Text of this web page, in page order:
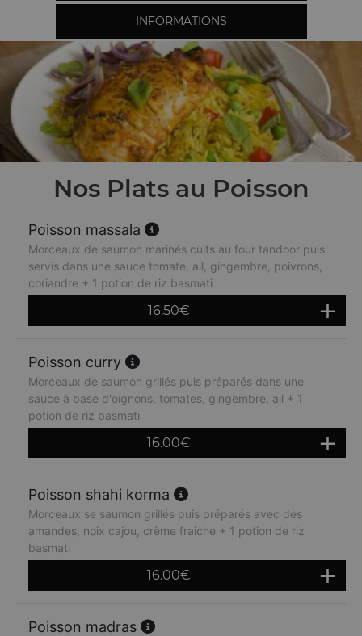
INFORMATIONS
Nos Plats au Poisson
Poisson massala
Morceaux de saumon marinés cuits au four tandoor puis
servis dans une sauce tomate, ail, gingembre, poivrons,
coriandre + 1 potion de riz basmati
16.50€
Poisson curry
Morceaux de saumon grillés puis préparés dans une
sauce à base d'oignons, tomates, gingembre, ail + 1
potion de riz basmati
16.00€
Poisson shahi korma
Morceaux se saumon grillés puis préparés avec des
amandes, noix cajou, crème fraiche + 1 potion de riz
basmati
16.00€
Poisson madras